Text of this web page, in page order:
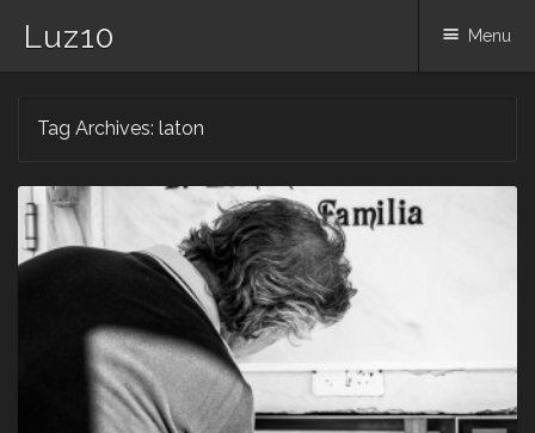
Luz10 Menu
Tag Archives: laton